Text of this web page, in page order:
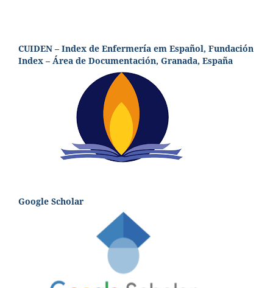
CUIDEN – Index de Enfermería em Español, Fundación
Index – Área de Documentación, Granada, España
Google Scholar